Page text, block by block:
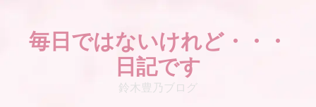
毎日ではないけれど・・・
日記です
鈴木豊乃ブログ